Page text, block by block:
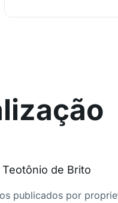
de Brito
publicados por